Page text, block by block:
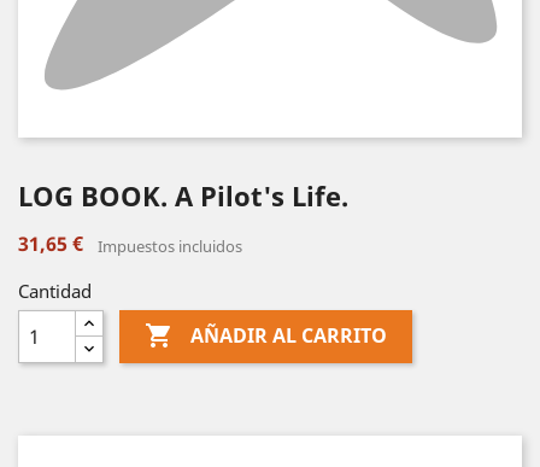
LOG BOOK. A Pilot's Life.
31,65 € Impuestos incluidos
Cantidad
 AÑADIR AL CARRITO